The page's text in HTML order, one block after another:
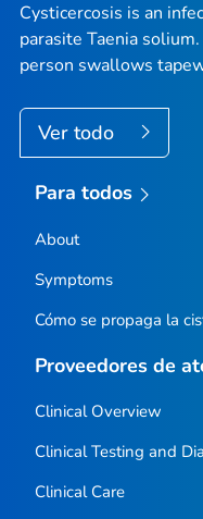
Cysticercosis is an
parasite Taenia solium
person swallows
Ver todo
Para todos
About
Symptoms
Cómo se propaga la
Proveedores de
Clinical Overview
Clinical Testing and
Clinical Care